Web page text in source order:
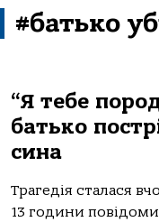
#батько
“Я тебе
батько
сина
Трагедія сталася
13 години